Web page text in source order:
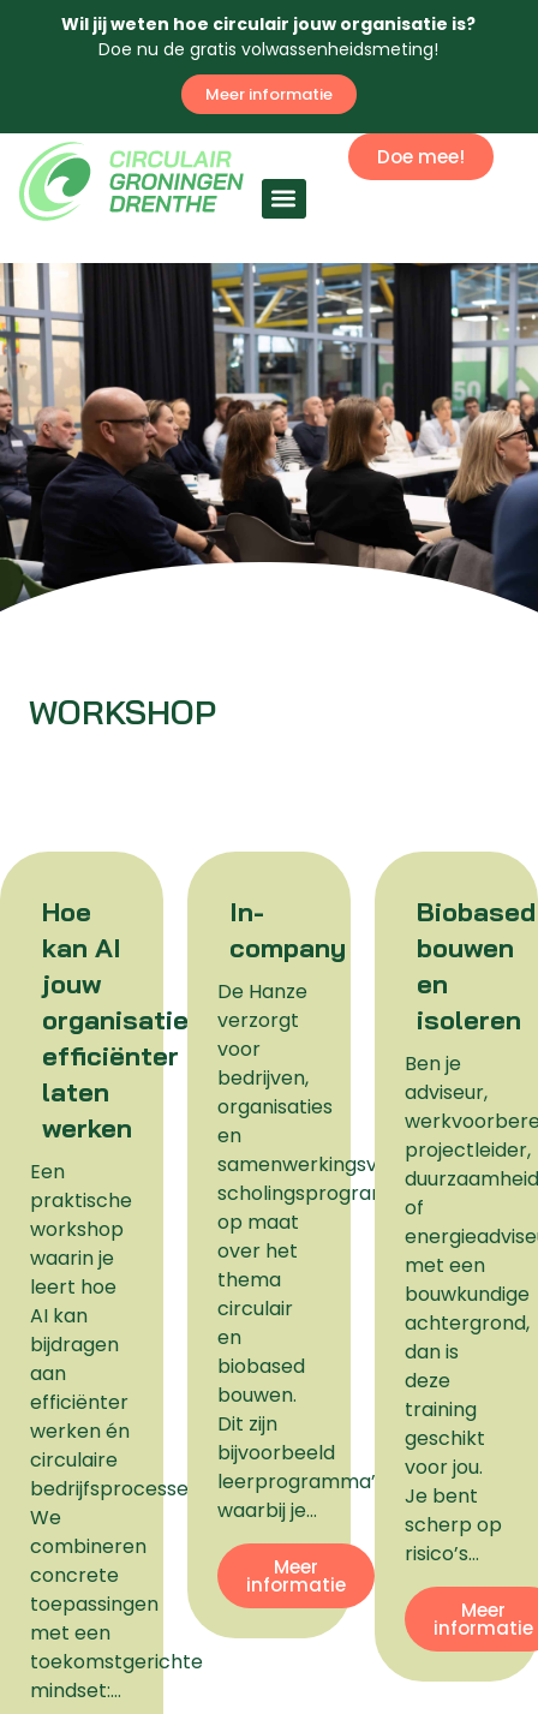
Wil jij weten hoe circulair jouw organisatie is?
Doe nu de gratis volwassenheidsmeting!
Meer informatie
Doe mee!
WORKSHOP
Hoe
kan AI
jouw
organisatie
efficiënter
laten
werken
Een
praktische
workshop
waarin je
leert hoe
AI kan
bijdragen
aan
efficiënter
werken én
circulaire
bedrijfsprocessen.
We
combineren
concrete
toepassingen
met een
toekomstgerichte
mindset:…
In-
company
De Hanze
verzorgt
voor
bedrijven,
organisaties
en
samenwerkingsverbanden
scholingsprogramma’s
op maat
over het
thema
circulair
en
biobased
bouwen.
Dit zijn
bijvoorbeeld
leerprogramma’s
waarbij je…
Meer
informatie
Biobased
bouwen
en
isoleren
Ben je
adviseur,
projectleider,
of
met een
bouwkundige
achtergrond,
dan is
deze
training
geschikt
voor jou.
Je bent
scherp op
risico’s…
Meer
informatie